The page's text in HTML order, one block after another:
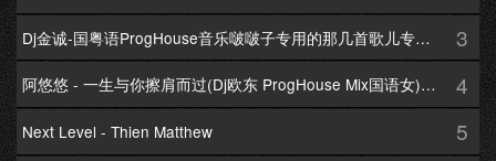
Dj金诚-国粤语ProgHouse音乐啵啵子专用的那几首歌儿专辑172Mix串烧 3
阿悠悠 - 一生与你擦肩而过(Dj欧东 ProgHouse Mix国语女)Dj小耀修改 4
Next Level - Thien Matthew 5